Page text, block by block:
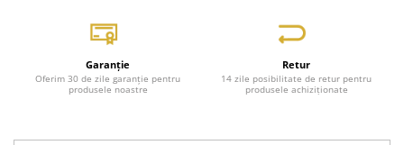
Garanție
Oferim 30 de zile garanție pentru
produsele noastre
Retur
14 zile posibilitate de retur pentru
produsele achiziționate